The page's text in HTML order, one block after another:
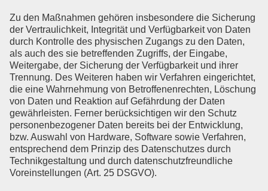
Zu den Maßnahmen gehören insbesondere die Sicherung
der Vertraulichkeit, Integrität und Verfügbarkeit von Daten
durch Kontrolle des physischen Zugangs zu den Daten,
als auch des sie betreffenden Zugriffs, der Eingabe,
Weitergabe, der Sicherung der Verfügbarkeit und ihrer
Trennung. Des Weiteren haben wir Verfahren eingerichtet,
die eine Wahrnehmung von Betroffenenrechten, Löschung
von Daten und Reaktion auf Gefährdung der Daten
gewährleisten. Ferner berücksichtigen wir den Schutz
personenbezogener Daten bereits bei der Entwicklung,
bzw. Auswahl von Hardware, Software sowie Verfahren,
entsprechend dem Prinzip des Datenschutzes durch
Technikgestaltung und durch datenschutzfreundliche
Voreinstellungen (Art. 25 DSGVO).